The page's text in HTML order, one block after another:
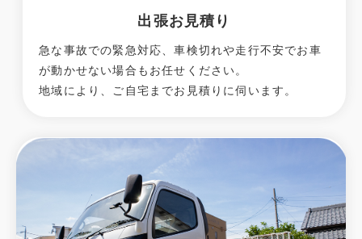
出張お見積り
急な事故での緊急対応、車検切れや走行不安でお車
が動かせない場合もお任せください。
地域により、ご自宅までお見積りに伺います。